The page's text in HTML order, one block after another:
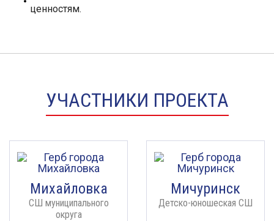
ценностям.
УЧАСТНИКИ ПРОЕКТА
Михайловка
СШ муниципального
округа
Мичуринск
Детско-юношеская СШ